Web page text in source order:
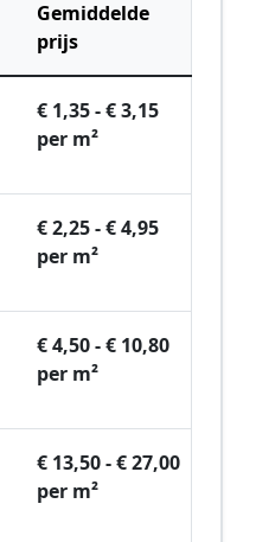
Gemiddelde
prijs
€ 1,35 - € 3,15
per m²
€ 2,25 - € 4,95
per m²
€ 4,50 - € 10,80
per m²
€ 13,50 - € 27,00
per m²